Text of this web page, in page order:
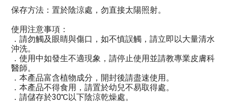
保存方法：置於陰涼處，勿直接太陽照射。
使用注意事項：
．請勿觸及眼睛與傷口，如不慎誤觸，請立即以大量清水
沖洗。
．使用中如發生不適現象，請停止使用並請教專業皮膚科
醫師。
．本產品富含植物成分，開封後請盡速使用。
．本產品不得食用，請置於幼兒不易取得處。
．請儲存於30℃以下陰涼乾燥處。